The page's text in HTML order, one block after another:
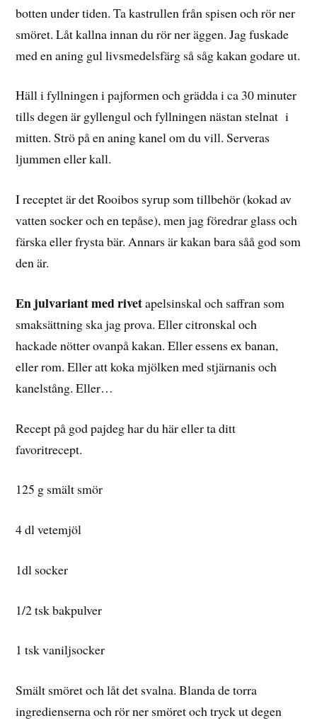
botten under tiden. Ta kastrullen från spisen och rör ner
smöret. Låt kallna innan du rör ner äggen. Jag fuskade
med en aning gul livsmedelsfärg så såg kakan godare ut.
Häll i fyllningen i pajformen och grädda i ca 30 minuter
tills degen är gyllengul och fyllningen nästan stelnat i
mitten. Strö på en aning kanel om du vill. Serveras
ljummen eller kall.
I receptet är det Rooibos syrup som tillbehör (kokad av
vatten socker och en tepåse), men jag föredrar glass och
färska eller frysta bär. Annars är kakan bara såå god som
den är.
En julvariant med rivetapelsinskal och saffran som
smaksättning ska jag prova. Eller citronskal och
hackade nötter ovanpå kakan. Eller essens ex banan,
eller rom. Eller att koka mjölken med stjärnanis och
kanelstång. Eller…
Recept på god pajdeg har du här eller ta ditt
favoritrecept.
125 g smält smör
4 dl vetemjöl
1dl socker
1/2 tsk bakpulver
1 tsk vaniljsocker
Smält smöret och låt det svalna. Blanda de torra
ingredienserna och rör ner smöret och tryck ut degen